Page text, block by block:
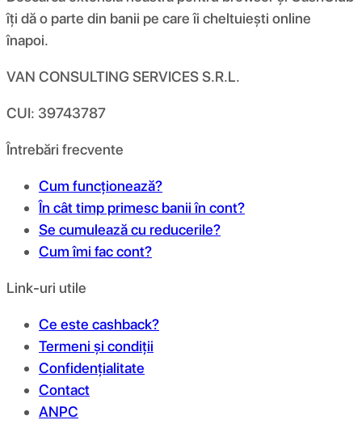
îți dă o parte din banii pe care îi cheltuiești online
înapoi.
VAN CONSULTING SERVICES S.R.L.
CUI: 39743787
Întrebări frecvente
Cum funcționează?
În cât timp primesc banii în cont?
Se cumulează cu reducerile?
Cum îmi fac cont?
Link-uri utile
Ce este cashback?
Termeni și condiții
Confidențialitate
Contact
ANPC